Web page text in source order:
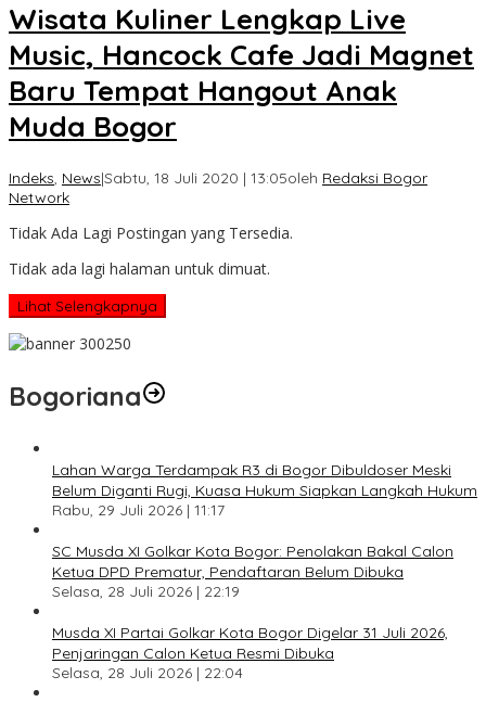
Wisata Kuliner Lengkap Live
Music, Hancock Cafe Jadi Magnet
Baru Tempat Hangout Anak
Muda Bogor
Indeks, News|Sabtu, 18 Juli 2020 | 13:05oleh Redaksi Bogor
Network
Tidak Ada Lagi Postingan yang Tersedia.
Tidak ada lagi halaman untuk dimuat.
Lihat Selengkapnya
Bogoriana
Lahan Warga Terdampak R3 di Bogor Dibuldoser Meski
Belum Diganti Rugi, Kuasa Hukum Siapkan Langkah Hukum
Rabu, 29 Juli 2026 | 11:17
SC Musda XI Golkar Kota Bogor: Penolakan Bakal Calon
Ketua DPD Prematur, Pendaftaran Belum Dibuka
Selasa, 28 Juli 2026 | 22:19
Musda XI Partai Golkar Kota Bogor Digelar 31 Juli 2026,
Penjaringan Calon Ketua Resmi Dibuka
Selasa, 28 Juli 2026 | 22:04